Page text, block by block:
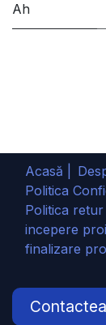
Ah
Acasă |
Politica
Politica retur
incepere
finalizare